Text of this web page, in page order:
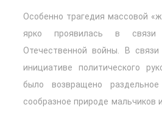
Особенно трагедия массовой
ярко проявилась в
Отечественной войны. В
инициативе политического
было возвращено
сообразное природе мальчиков